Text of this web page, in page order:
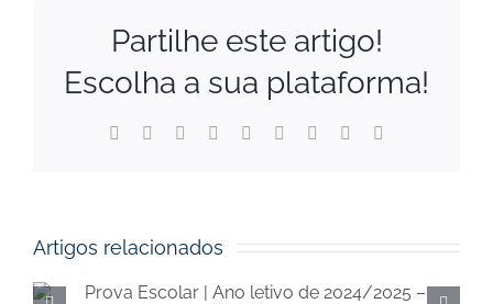
Partilhe este artigo!
Escolha a sua plataforma!
Facebook Reddit LinkedInWhatsApp
TumblrPinterest
Artigos relacionados
Execução orçamental da